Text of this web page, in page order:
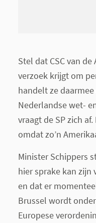
Stel dat CSC van
verzoek krijgt om
handelt ze
Nederlandse wet-
vraagt de SP zich
omdat zo’n
Minister Schippers
hier sprake kan zijn
en dat er
Brussel wordt
Europese